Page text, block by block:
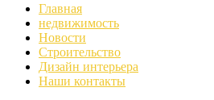
Главная
недвижимость
Новости
Строительство
Дизайн интерьера
Наши контакты